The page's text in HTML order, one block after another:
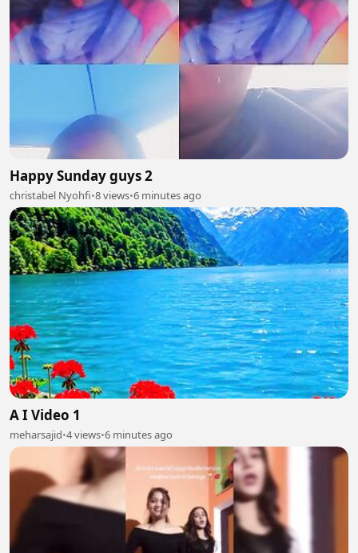
Happy Sunday guys 2
christabel Nyohfi•8 views•6 minutes ago
A I Video 1
meharsajid•4 views•6 minutes ago